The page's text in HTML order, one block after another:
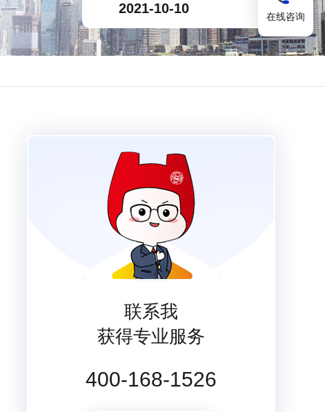
2021-10-10
联系我
获得专业服务
400-168-1526
在线咨询